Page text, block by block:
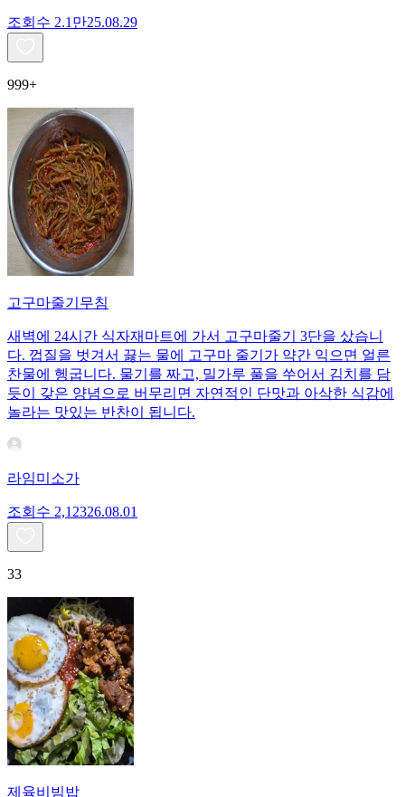
조회수 2.1만25.08.29
999+
고구마줄기무침
새벽에 24시간 식자재마트에 가서 고구마줄기 3단을 샀습니
다. 껍질을 벗겨서 끓는 물에 고구마 줄기가 약간 익으면 얼른
찬물에 헹굽니다. 물기를 짜고, 밀가루 풀을 쑤어서 김치를 담
듯이 갖은 양념으로 버무리면 자연적인 단맛과 아삭한 식감에
놀라는 맛있는 반찬이 됩니다.
라임미소가
조회수 2,12326.08.01
33
제육비빔밥